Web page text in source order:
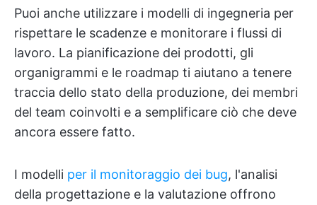
Puoi anche utilizzare i modelli di ingegneria per
rispettare le scadenze e monitorare i flussi di
lavoro. La pianificazione dei prodotti, gli
organigrammi e le roadmap ti aiutano a tenere
traccia dello stato della produzione, dei membri
del team coinvolti e a semplificare ciò che deve
ancora essere fatto.
I modelli per il monitoraggio dei bug, l'analisi
della progettazione e la valutazione offrono